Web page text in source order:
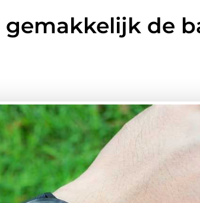
gemakkelijk de